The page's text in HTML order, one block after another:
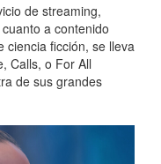
de streaming,
a contenido
ciencia ficción, se lleva
Calls, o For All
de sus grandes